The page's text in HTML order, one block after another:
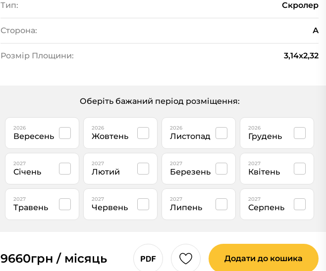
Тип: Скролер
Сторона: А
Розмір Площини: 3,14x2,32
Оберіть бажаний період розміщення:
2026
Вересень
2026
Жовтень
2026
Листопад
2026
Грудень
2027
Січень
2027
Лютий
2027
Березень
2027
Квітень
2027
Травень
2027
Червень
2027
Липень
2027
Серпень
9660грн / місяць Додати до кошика